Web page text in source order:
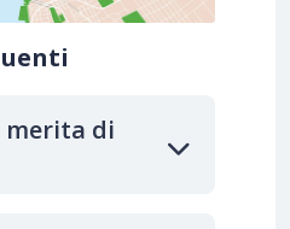
merita di